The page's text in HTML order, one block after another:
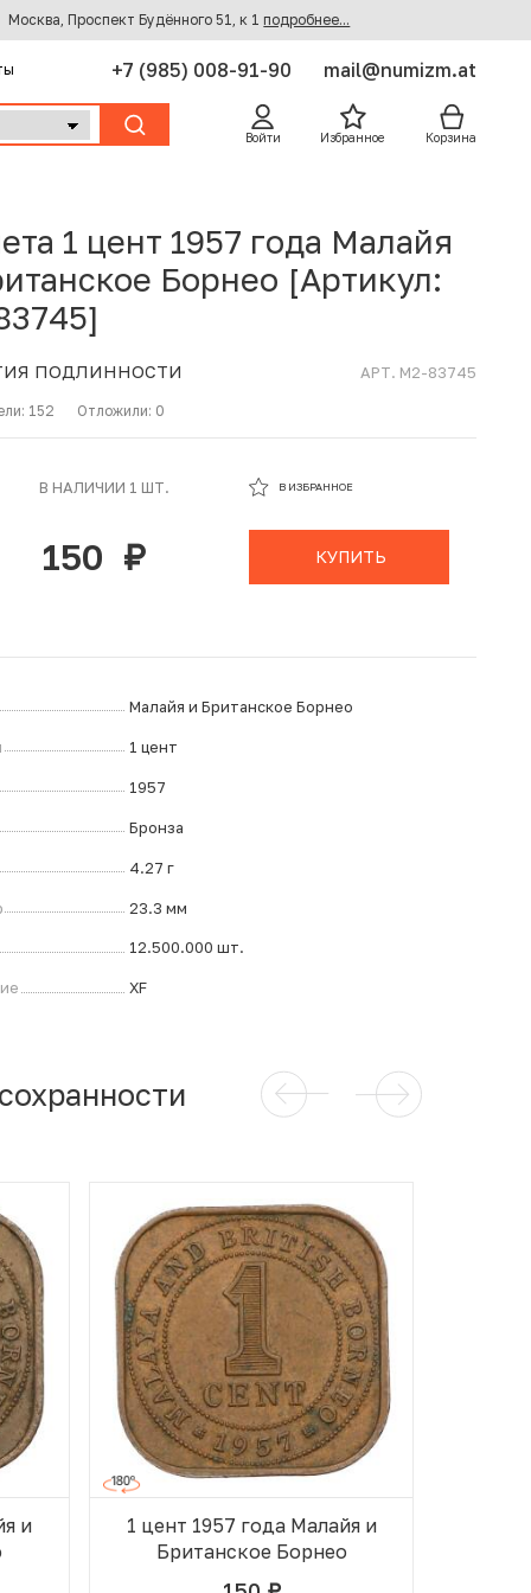
Москва, Проспект Будённого 51, к 1 подробнее...
+7 (985) 008-91-90 mail@numizm.at
Войти Избранное Корзина
1 цент 1957 года Малайя
Борнео [Артикул:
ПОДЛИННОСТИ АРТ. M2-83745
152 Отложили: 0
В НАЛИЧИИ 1 ШТ.
150 руб.
В ИЗБРАННОЕ
КУПИТЬ
Малайя и Британское Борнео
1 цент
1957
Бронза
4.27 г
23.3 мм
12.500.000 шт.
XF
и
1 цент 1957 года Малайя и
Британское Борнео